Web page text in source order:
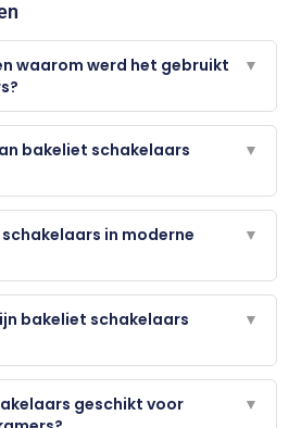
waarom werd het gebruikt
▼
bakeliet schakelaars
▼
in moderne
▼
bakeliet schakelaars
▼
geschikt voor
▼